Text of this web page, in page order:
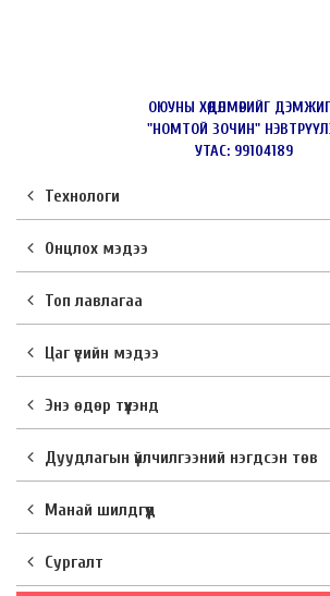
ОЮУНЫ ХӨДӨЛМӨРИЙГ
"НОМТОЙ ЗОЧИН"
УТАС: 99104189
Технологи
Онцлох мэдээ
Топ лавлагаа
Цаг үеийн мэдээ
Энэ өдөр түүхэнд
Дуудлагын үйлчилгээний нэгдсэн төв
Манай шилдгүүд
Сургалт